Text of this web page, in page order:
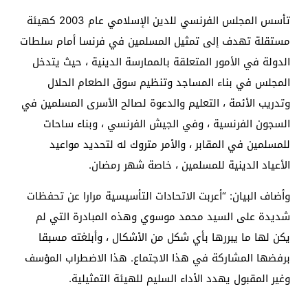
تأسس المجلس الفرنسي للدين الإسلامي عام 2003 كهيئة
مستقلة تهدف إلى تمثيل المسلمين في فرنسا أمام سلطات
الدولة في الأمور المتعلقة بالممارسة الدينية ، حيث يتدخل
المجلس في بناء المساجد وتنظيم سوق الطعام الحلال
وتدريب الأئمة ، التعليم والدعوة لصالح الأسرى المسلمين في
السجون الفرنسية ، وفي الجيش الفرنسي ، وبناء ساحات
للمسلمين في المقابر ، والأمر متروك له لتحديد مواعيد
الأعياد الدينية للمسلمين ، خاصة شهر رمضان.
وأضاف البيان: “أعربت الاتحادات التأسيسية مرارا عن تحفظات
شديدة على السيد محمد موسوي وهذه المبادرة التي لم
يكن لها ما يبررها بأي شكل من الأشكال ، وأبلغته مسبقا
برفضها المشاركة في هذا الاجتماع. هذا الاضطراب المؤسف
وغير المقبول يهدد الأداء السليم للهيئة التمثيلية.